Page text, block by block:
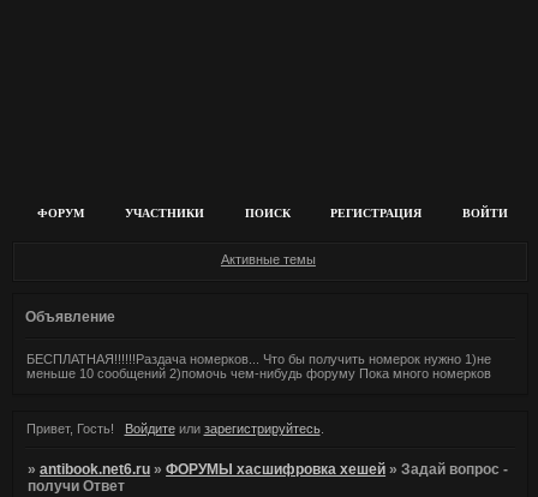
ФОРУМ УЧАСТНИКИ ПОИСК РЕГИСТРАЦИЯ ВОЙТИ
Активные темы
Объявление
БЕСПЛАТНАЯ!!!!!!Раздача номерков... Что бы получить номерок нужно 1)не
меньше 10 сообщений 2)помочь чем-нибудь форуму Пока много номерков
Привет, Гость! Войдитеили зарегистрируйтесь.
»antibook.net6.ru »ФОРУМЫ хасшифровка хешей »Задай вопрос -
получи Ответ